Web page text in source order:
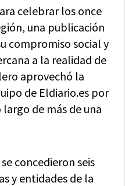
celebrar los once
una publicación
compromiso social y
a la realidad de
aprovechó la
de Eldiario.es por
de más de una
concedieron seis
y entidades de la